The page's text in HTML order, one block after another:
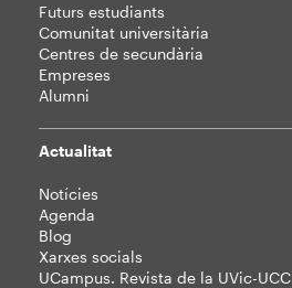
Futurs estudiants
Comunitat universitària
Centres de secundària
Empreses
Alumni
Actualitat
Notícies
Agenda
Blog
Xarxes socials
UCampus. Revista de la UVic-UCC